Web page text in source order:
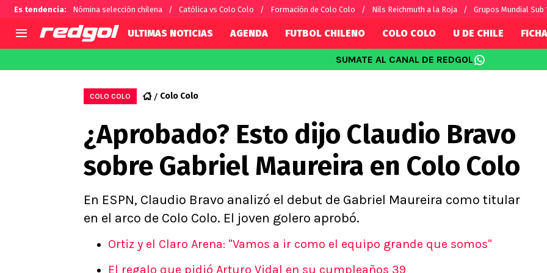
Es tendencia: Nómina selección chilena Católica vs Colo Colo Formación de Colo Colo Nils Reichmuth a la Roja Grupos Mundial Sub
Selección Chilena
U de Chile
U Católica
Campeonato Nacional
Primera B
Segunda División
Copa Chile
Campeonato Femenino
Alexis Sánchez
Carlos Palacios
Chilenos por el mundo
Fútbol Argentino
Fútbol Brasileño
Conference
Ligue 1
Premier
Serie A
La Liga
ULTIMAS NOTICIAS AGENDA FUTBOL CHILENO COLO COLO U DE CHILE
SUMATE AL CANAL DE REDGOL
COLO COLO Colo Colo
¿Aprobado? Esto dijo Claudio Bravo
sobre Gabriel Maureira en Colo Colo
En ESPN, Claudio Bravo analizó el debut de Gabriel Maureira como titular
en el arco de Colo Colo. El joven golero aprobó.
Ortiz y el Claro Arena: "Vamos a ir como el equipo grande que somos"
El regalo que pidió Arturo Vidal en su cumpleaños 39